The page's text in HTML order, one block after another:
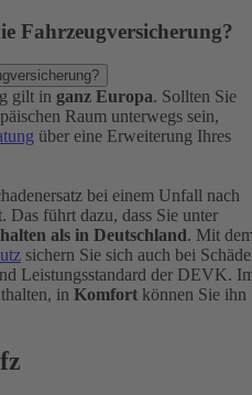
Fahrzeugversicherung?
gilt in ganz Europa. Sollten Sie
Raum unterwegs sein,
über eine Erweiterung Ihres
bei einem Unfall nach
Das führt dazu, dass Sie unter
als in Deutschland. Mit
sichern Sie sich auch bei
Leistungsstandard der DEVK.
in Komfort können Sie ihn